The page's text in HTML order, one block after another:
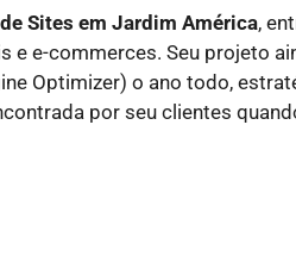
Sites em Jardim América,
e-commerces. Seu projeto
Optimizer) o ano todo,
por seu clientes